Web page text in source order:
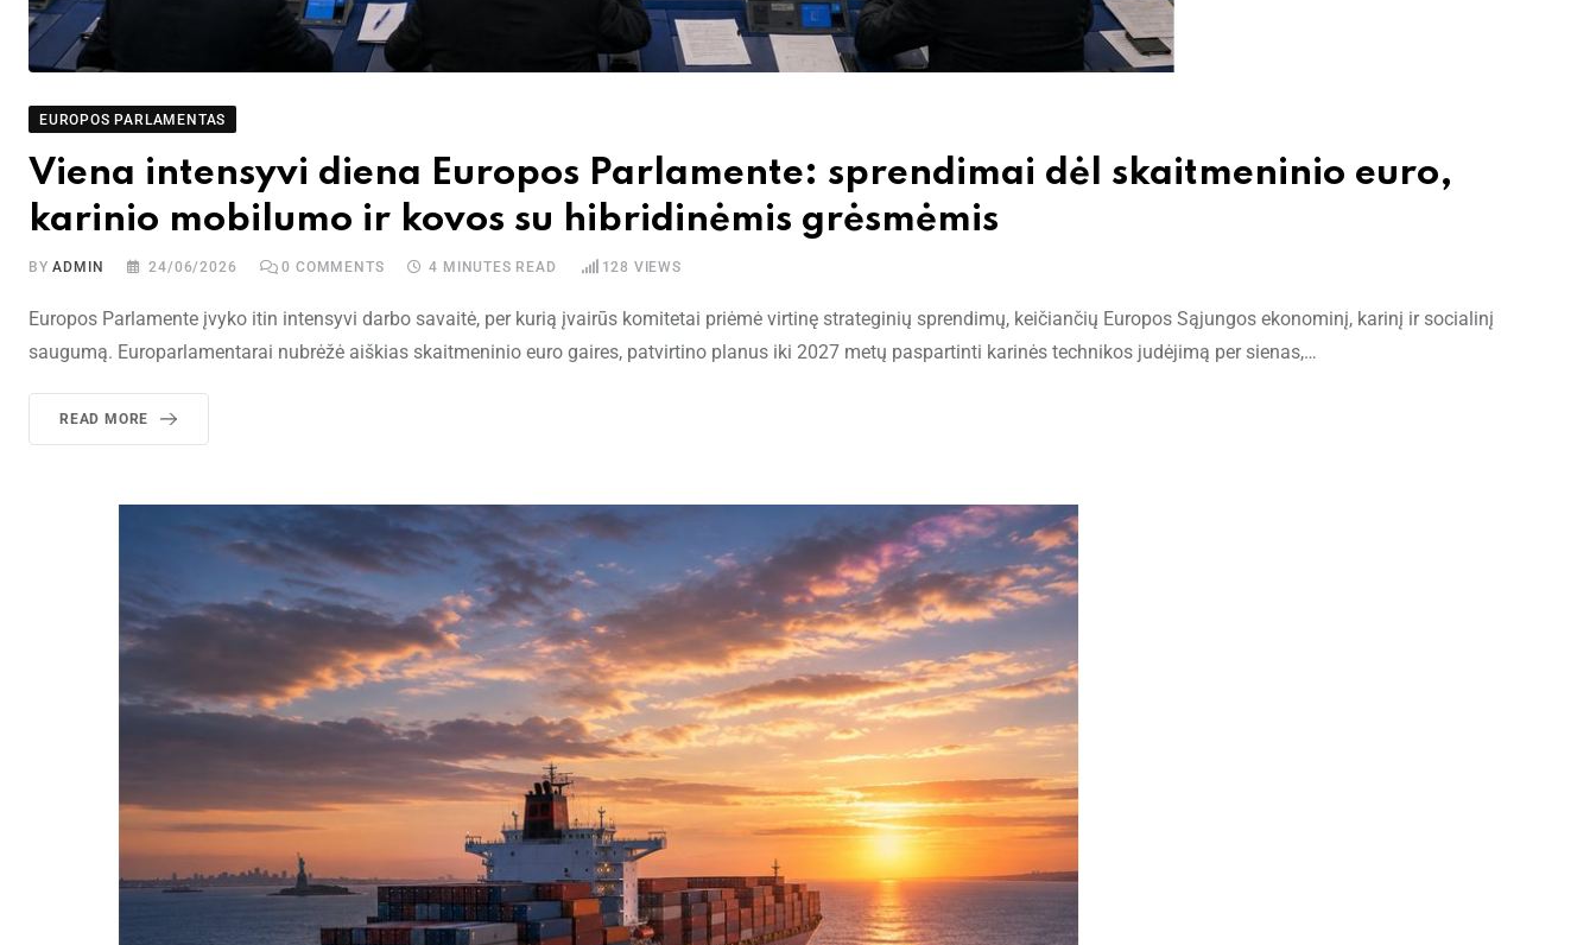
EUROPOS PARLAMENTAS
Viena intensyvi diena Europos Parlamente: sprendimai dėl skaitmeninio euro,
karinio mobilumo ir kovos su hibridinėmis grėsmėmis
BYADMIN 24/06/2026 0 COMMENTS 4 MINUTES READ 128 VIEWS
Europos Parlamente įvyko itin intensyvi darbo savaitė, per kurią įvairūs komitetai priėmė virtinę strateginių sprendimų, keičiančių Europos Sąjungos ekonominį, karinį ir socialinį
saugumą. Europarlamentarai nubrėžė aiškias skaitmeninio euro gaires, patvirtino planus iki 2027 metų paspartinti karinės technikos judėjimą per sienas,…
READ MORE